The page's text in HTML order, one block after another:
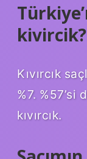
kivircik?
Kıvırcık
%7. %57’si
kıvırcık.